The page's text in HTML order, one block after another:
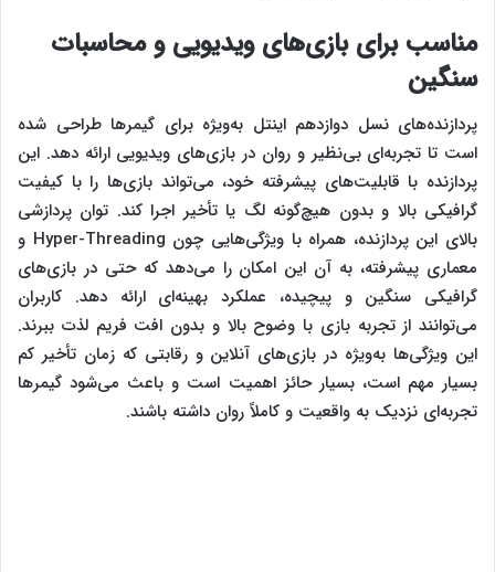
مناسب برای بازی‌های ویدیویی و محاسبات
سنگین
پردازنده‌های نسل دوازدهم اینتل به‌ویژه برای گیمرها طراحی شده
است تا تجربه‌ای بی‌نظیر و روان در بازی‌های ویدیویی ارائه دهد. این
پردازنده با قابلیت‌های پیشرفته خود، می‌تواند بازی‌ها را با کیفیت
گرافیکی بالا و بدون هیچ‌گونه لگ یا تأخیر اجرا کند. توان پردازشی
بالای این پردازنده، همراه با ویژگی‌هایی چون Hyper-Threading و
معماری پیشرفته، به آن این امکان را می‌دهد که حتی در بازی‌های
گرافیکی سنگین و پیچیده، عملکرد بهینه‌ای ارائه دهد. کاربران
می‌توانند از تجربه بازی با وضوح بالا و بدون افت فریم لذت ببرند.
این ویژگی‌ها به‌ویژه در بازی‌های آنلاین و رقابتی که زمان تأخیر کم
بسیار مهم است، بسیار حائز اهمیت است و باعث می‌شود گیمرها
تجربه‌ای نزدیک به واقعیت و کاملاً روان داشته باشند.